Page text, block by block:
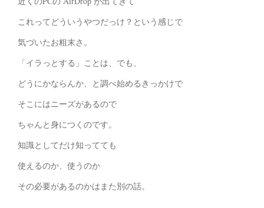
これってどういうやつだっけ？という感じで
気づいたお粗末さ。
「イラっとする」ことは、でも、
どうにかならんか、と調べ始めるきっかけで
そこにはニーズがあるので
ちゃんと身につくのです。
知識としてだけ知ってても
使えるのか、使うのか
その必要があるのかはまた別の話。